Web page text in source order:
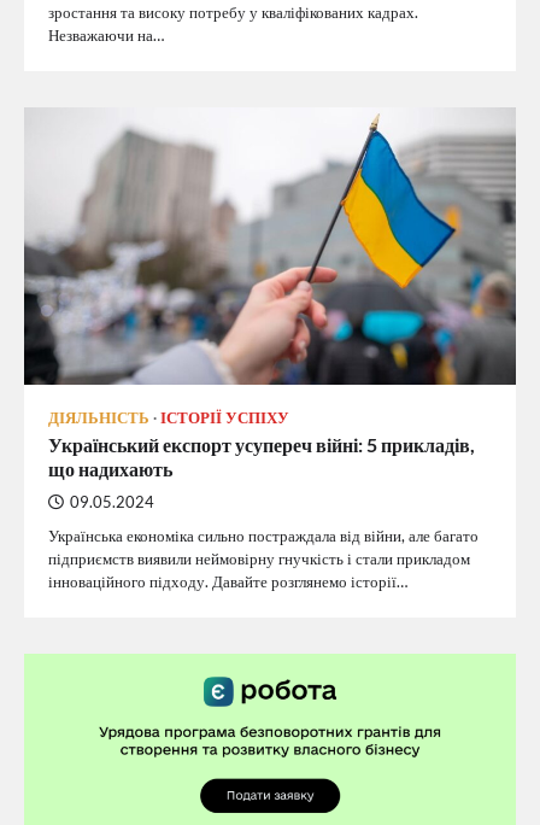
зростання та високу потребу у кваліфікованих кадрах.
Незважаючи на…
ДІЯЛЬНІСТЬ ІСТОРІЇ УСПІХУ
Український експорт усупереч війні: 5 прикладів,
що надихають
09.05.2024
Українська економіка сильно постраждала від війни, але багато
підприємств виявили неймовірну гнучкість і стали прикладом
інноваційного підходу. Давайте розглянемо історії…